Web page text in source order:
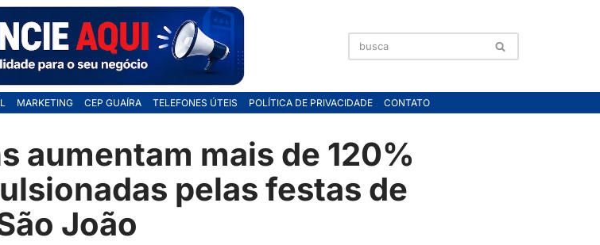
MARKETING CEP GUAÍRA TELEFONES ÚTEIS POLÍTICA DE PRIVACIDADE CONTATO
aumentam mais de 120%
pelas festas de
João